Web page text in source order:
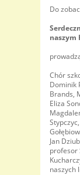
Do
naszym
Chór
Dominik
Brands,
Eliza
Jan
profesor
naszych